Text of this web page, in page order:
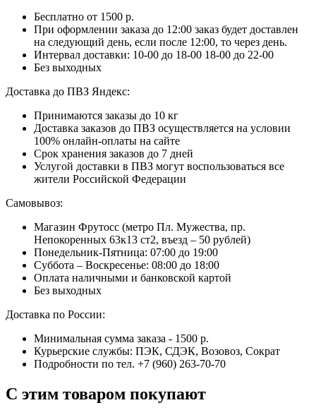
Бесплатно от 1500 р.
При оформлении заказа до 12:00 заказ будет доставлен
на следующий день, если после 12:00, то через день.
Интервал доставки: 10-00 до 18-00 18-00 до 22-00
Без выходных
Доставка до ПВЗ Яндекс:
Принимаются заказы до 10 кг
Доставка заказов до ПВЗ осуществляется на условии
100% онлайн-оплаты на сайте
Срок хранения заказов до 7 дней
Услугой доставки в ПВЗ могут воспользоваться все
жители Российской Федерации
Самовывоз:
Магазин Фрутосс (метро Пл. Мужества, пр.
Непокоренных 63к13 ст2, въезд – 50 рублей)
Понедельник-Пятница: 07:00 до 19:00
Суббота – Воскресенье: 08:00 до 18:00
Оплата наличными и банковской картой
Без выходных
Доставка по России:
Минимальная сумма заказа - 1500 р.
Курьерские службы: ПЭК, СДЭК, Возовоз, Сократ
Подробности по тел. +7 (960) 263-70-70
С этим товаром покупают